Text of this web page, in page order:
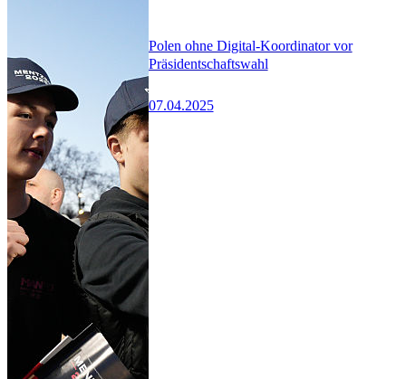
Polen ohne Digital-Koordinator vor
Präsidentschaftswahl
07.04.2025